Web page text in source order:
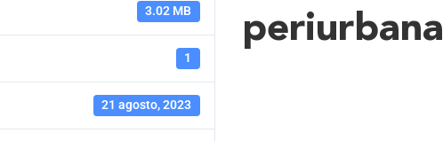
3.02 MB
1
21 agosto, 2023
periurbana